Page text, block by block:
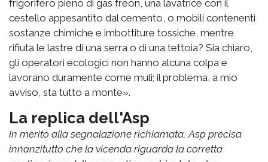
frigorifero pieno di gas freon, una lavatrice con il
cestello appesantito dal cemento, o mobili contenenti
sostanze chimiche e imbottiture tossiche, mentre
rifiuta le lastre di una serra o di una tettoia? Sia chiaro,
gli operatori ecologici non hanno alcuna colpa e
lavorano duramente come muli; il problema, a mio
avviso, sta tutto a monte».
La replica dell'Asp
In merito alla segnalazione richiamata, Asp precisa
innanzitutto che la vicenda riguarda la corretta